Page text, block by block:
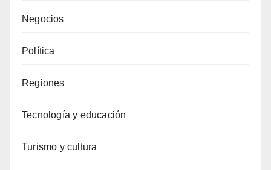
Negocios
Política
Regiones
Tecnología y educación
Turismo y cultura